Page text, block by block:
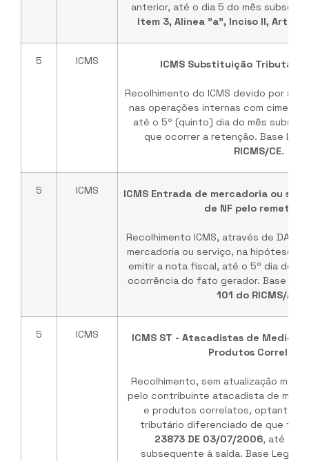
anterior, até o dia 5 do mês
Item 3, Alínea "a", Inciso II, Art.
5 ICMS ICMS Substituição Tributária
Recolhimento do ICMS devido por
nas operações internas com cimento
até o 5º (quinto) dia do mês
que ocorrer a retenção. Base
RICMS/CE.
5 ICMS
ICMS Entrada de mercadoria ou
de NF pelo
Recolhimento ICMS, através de DAR,
mercadoria ou serviço, na hipótese
emitir a nota fiscal, até o 5º dia do
ocorrência do fato gerador. Base
101 do RICMS/AL
5 ICMS
ICMS ST - Atacadistas de
Produtos Correlatos
Recolhimento, sem atualização
pelo contribuinte atacadista de
e produtos correlatos, optante
tributário diferenciado de que
23873 DE 03/07/2006, até o
subsequente à saída. Base Legal: